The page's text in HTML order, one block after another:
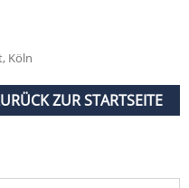
Köln
ZUR STARTSEITE